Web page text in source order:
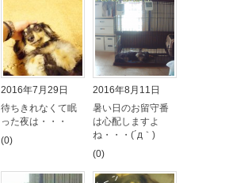
2016年7月29日
待ちきれなくて眠
った夜は・・・
(0)
2016年8月11日
暑い日のお留守番
は心配しますよ
ね・・・(´д｀)
(0)